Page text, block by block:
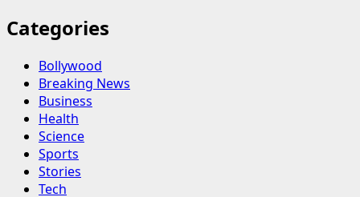
Categories
Bollywood
Breaking News
Business
Health
Science
Sports
Stories
Tech